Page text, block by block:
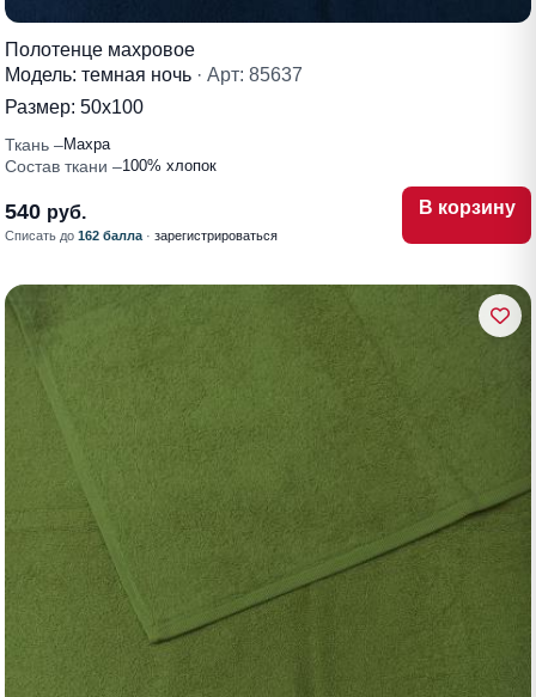
Полотенце махровое
Модель: темная ночь · Арт: 85637
Размер: 50х100
Ткань Махра
Состав ткани 100% хлопок
540 руб.
Списать до 162 балла · зарегистрироваться
В корзину